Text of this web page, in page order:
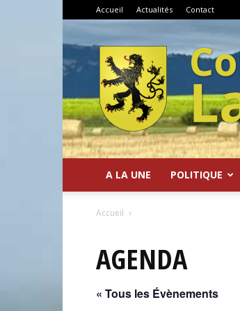
Accueil Actualités Contact
A LA UNE POLITIQUE
Accueil
AGENDA
« Tous les Évènements